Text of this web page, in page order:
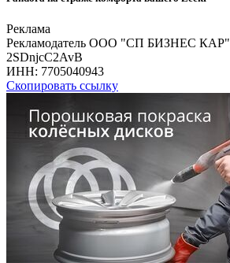
Реклама
Рекламодатель ООО "СП БИЗНЕС КАР"
2SDnjcC2AvB
ИНН: 7705040943
Скопировать ссылку